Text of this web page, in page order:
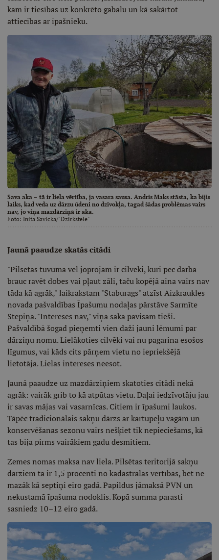
kam ir tiesības uz konkrēto gabalu un kā sakārtot
attiecības ar īpašnieku.
Sava aka – tā ir liela vērtība, ja vasara sausa. Andris Maks stāsta, ka bijis
laiks, kad veda uz dārzu ūdeni no dzīvokļa, tagad šādas problēmas vairs
nav, jo viņa mazdārziņā ir aka.
Foto: Inita Savicka/"Dzirkstele"
Jaunā paaudze skatās citādi
"Pilsētas tuvumā vēl joprojām ir cilvēki, kuri pēc darba
brauc ravēt dobes vai pļaut zāli, taču kopējā aina vairs nav
tāda kā agrāk," laikrakstam "Staburags" atzīst Aizkraukles
novada pašvaldības Īpašumu nodaļas pārstāve Sarmīte
Stepiņa. "Intereses nav," viņa saka pavisam tieši.
Pašvaldībā šogad pieņemti vien daži jauni lēmumi par
dārziņu nomu. Lielākoties cilvēki vai nu pagarina esošos
līgumus, vai kāds cits pārņem vietu no iepriekšējā
lietotāja. Lielas intereses neesot.
Jaunā paaudze uz mazdārziņiem skatoties citādi nekā
agrāk: vairāk grib to kā atpūtas vietu. Daļai iedzīvotāju jau
ir savas mājas vai vasarnīcas. Citiem ir īpašumi laukos.
Tāpēc tradicionālais sakņu dārzs ar kartupeļu vagām un
konservēšanas sezonu vairs nešķiet tik nepieciešams, kā
tas bija pirms vairākiem gadu desmitiem.
Zemes nomas maksa nav liela. Pilsētas teritorijā sakņu
dārziem tā ir 1,5 procenti no kadastrālās vērtības, bet ne
mazāk kā septiņi eiro gadā. Papildus jāmaksā PVN un
nekustamā īpašuma nodoklis. Kopā summa parasti
sasniedz 10–12 eiro gadā.